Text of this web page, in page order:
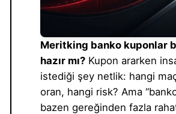
Meritking banko kuponlar
hazır mı?Kupon ararken
istediği şey netlik: hangi
oran, hangi risk? Ama
bazen gereğinden fazla